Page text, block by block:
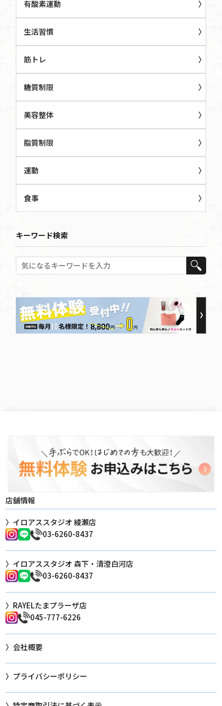
有酸素運動
生活習慣
筋トレ
糖質制限
美容整体
脂質制限
運動
食事
キーワード検索
店舗情報
イロアススタジオ 綾瀬店
03-6260-8437
イロアススタジオ 森下・清澄白河店
03-6260-8437
RAYELたまプラーザ店
045-777-6226
会社概要
プライバシーポリシー